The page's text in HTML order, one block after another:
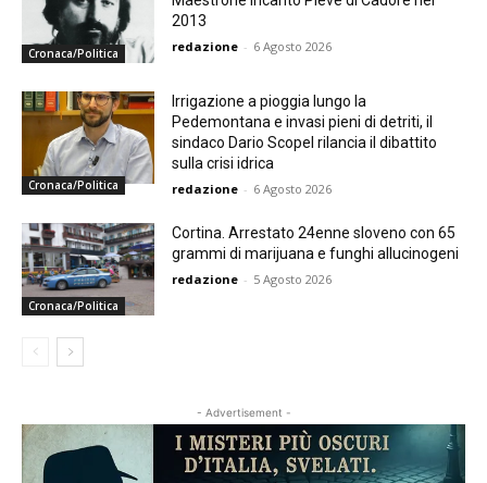
Cronaca/Politica
2013
redazione - 6 Agosto 2026
Cronaca/Politica
Irrigazione a pioggia lungo la
Pedemontana e invasi pieni di detriti, il
sindaco Dario Scopel rilancia il dibattito
sulla crisi idrica
redazione - 6 Agosto 2026
Cronaca/Politica
Cortina. Arrestato 24enne sloveno con 65
grammi di marijuana e funghi allucinogeni
redazione - 5 Agosto 2026
- Advertisement -